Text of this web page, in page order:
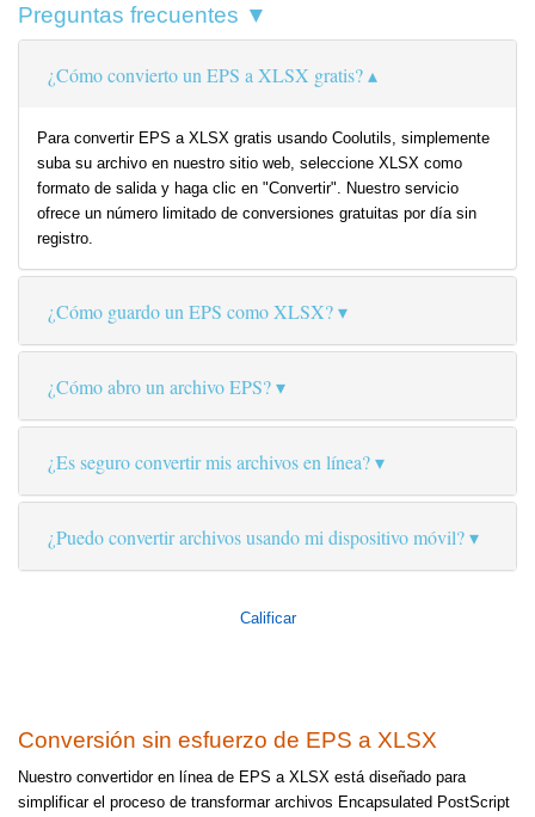
Preguntas frecuentes ▼
¿Cómo convierto un EPS a XLSX gratis?
Para convertir EPS a XLSX gratis usando Coolutils, simplemente
suba su archivo en nuestro sitio web, seleccione XLSX como
formato de salida y haga clic en "Convertir". Nuestro servicio
ofrece un número limitado de conversiones gratuitas por día sin
registro.
¿Cómo guardo un EPS como XLSX?
¿Cómo abro un archivo EPS?
¿Es seguro convertir mis archivos en línea?
¿Puedo convertir archivos usando mi dispositivo móvil?
Calificar
Conversión sin esfuerzo de EPS a XLSX
Nuestro convertidor en línea de EPS a XLSX está diseñado para
simplificar el proceso de transformar archivos Encapsulated PostScript